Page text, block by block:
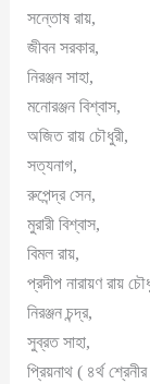
সন্তোষ রায়,
জীবন সরকার,
নিরঞ্জন সাহা,
মনোরঞ্জন বিশ্বাস,
অজিত রায় চৌধুরী,
সত্যনাগ,
রুপেন্দ্র সেন,
মুরারী বিশ্বাস,
বিমল রায়,
প্রদীপ নারায়ণ রায়
নিরঞ্জন চন্দ্র,
সুব্রত সাহা,
প্রিয়নাথ ( ৪র্থ শ্রেনীর